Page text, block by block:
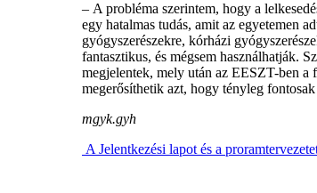
– A probléma szerintem, hogy a
egy hatalmas tudás, amit az egyetemen
gyógyszerészekre, kórházi
fantasztikus, és mégsem használhatják.
megjelentek, mely után az EESZT-ben a
megerősíthetik azt, hogy tényleg
mgyk.gyh
A Jelentkezési lapot és a